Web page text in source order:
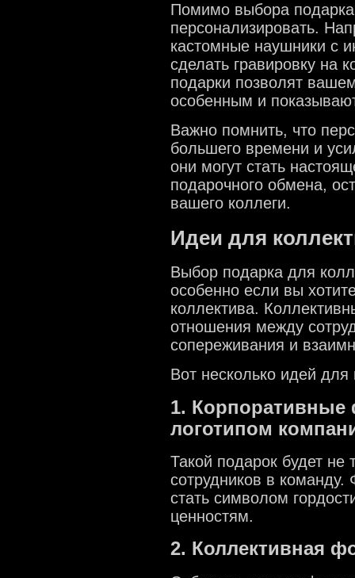
Помимо выбора
персонализировать.
кастомные наушники с
сделать гравировку на
подарки позволят
особенным и
Важно помнить, что
большего времени и
они могут стать
подарочного обмена,
вашего коллеги.
Идеи для
Выбор подарка для
особенно если вы
коллектива.
отношения между
сопереживания и
Вот несколько идей для
1. Корпоративные
логотипом
Такой подарок будет не
сотрудников в команду.
стать символом
ценностям.
2. Коллективная